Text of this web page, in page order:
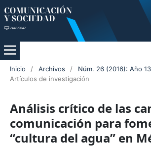
Inicio / Archivos / Núm. 26 (2016): Año 13
Artículos de investigación
Análisis crítico de las
comunicación para
“cultura del agua” en